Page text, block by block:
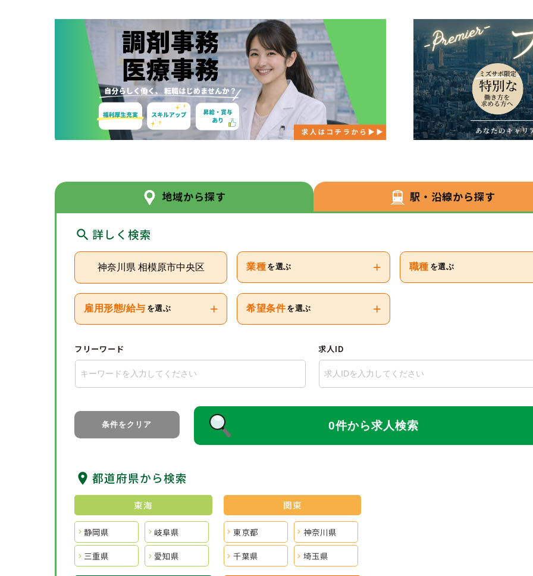
地域から探す 駅・沿線から探す
詳しく検索
神奈川県 相模原市中央区 業種 を選ぶ + 職種 を選ぶ
雇用形態/給与 を選ぶ + 希望条件 を選ぶ +
フリーワード 求人ID
条件をクリア 0件から求人検索
都道府県から検索
東海
静岡県 岐阜県
三重県 愛知県
関東
東京都 神奈川県
千葉県 埼玉県